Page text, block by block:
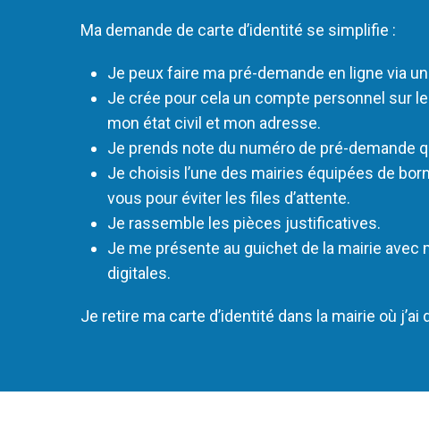
Ma demande de carte d’identité se simplifie :
Je peux faire ma pré-demande en ligne via
Je crée pour cela un compte personnel sur
mon état civil et mon adresse.
Je prends note du numéro de pré-demande
Je choisis l’une des mairies équipées de
vous pour éviter les files d’attente.
Je rassemble les pièces justificatives.
Je me présente au guichet de la mairie avec
digitales.
Je retire ma carte d’identité dans la mairie où j’ai